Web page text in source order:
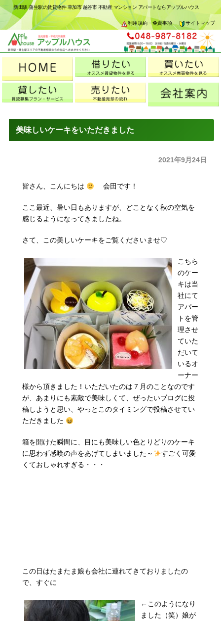
新田駅 蒲生駅の賃貸物件 草加市 越谷市 不動産 マンション アパートならアップルハウス
利用規約・免責事項 サイトマップ
美味しいケーキをいただきました
2021年9月24日
皆さん、こんにちは 会田です！
ここ最近、暑い日もありますが、どことなく秋の空気を
感じるようになってきましたね。
さて、この美しいケーキをご覧くださいませ♡
こちら
のケー
キは当
社にて
アパー
トを管
理させ
ていた
だいて
いるオ
ーナー
様から頂きました！いただいたのは７月のことなのです
が、あまりにも素敵で美味しくて、ぜったいブログに投
稿しようと思い、やっとこのタイミングで投稿させてい
ただきました
箱を開けた瞬間に、目にも美味しい色とりどりのケーキ
に思わず感嘆の声をあげてしまいました～
すごく可愛
くておしゃれすぎる・・・
この日はたまたま娘も会社に連れてきておりましたの
で、すぐに
←このようになり
ました（笑）娘が